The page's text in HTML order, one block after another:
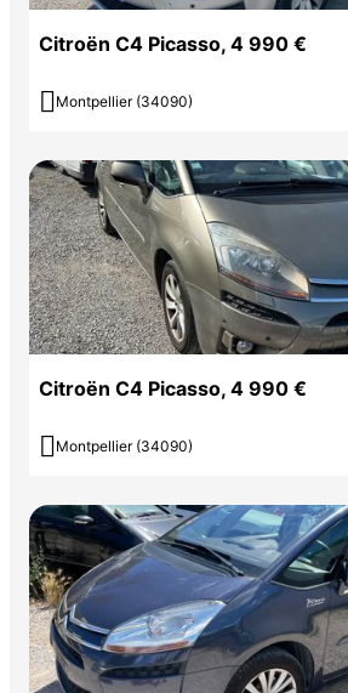
Citroën C4 Picasso, 4 990 €
 Montpellier (34090)
Citroën C4 Picasso, 4 990 €
 Montpellier (34090)